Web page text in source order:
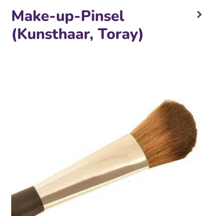
Make-up-Pinsel
(Kunsthaar, Toray)